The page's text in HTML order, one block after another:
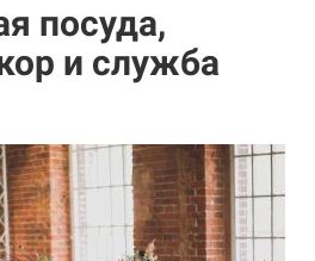
посуда,
и служба